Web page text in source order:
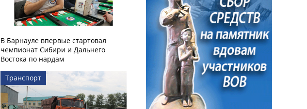
В Барнауле впервые стартовал
чемпионат Сибири и Дальнего
Востока по нардам
Транспорт